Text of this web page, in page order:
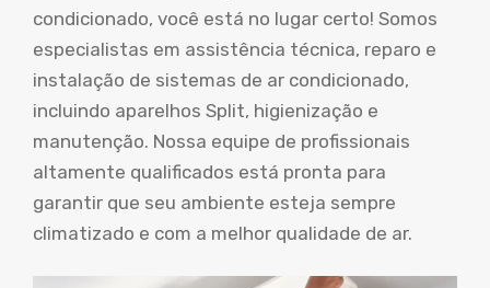
condicionado, você está no lugar certo! Somos
especialistas em assistência técnica, reparo e
instalação de sistemas de ar condicionado,
incluindo aparelhos Split, higienização e
manutenção. Nossa equipe de profissionais
altamente qualificados está pronta para
garantir que seu ambiente esteja sempre
climatizado e com a melhor qualidade de ar.